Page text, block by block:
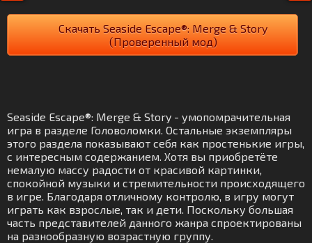
Скачать Seaside Escape®: Merge & Story
(Проверенный мод)
Seaside Escape®: Merge & Story - умопомрачительная
игра в разделе Головоломки. Остальные экземпляры
этого раздела показывают себя как простенькие игры,
с интересным содержанием. Хотя вы приобретёте
немалую массу радости от красивой картинки,
спокойной музыки и стремительности происходящего
в игре. Благодаря отличному контролю, в игру могут
играть как взрослые, так и дети. Поскольку большая
часть представителей данного жанра спроектированы
на разнообразную возрастную группу.